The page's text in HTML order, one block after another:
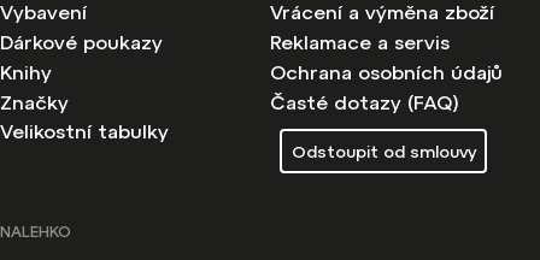
Vybavení
Dárkové poukazy
Knihy
Značky
Velikostní tabulky
Vrácení a výměna zboží
Reklamace a servis
Ochrana osobních údajů
Časté dotazy (FAQ)
Odstoupit od smlouvy
NALEHKO